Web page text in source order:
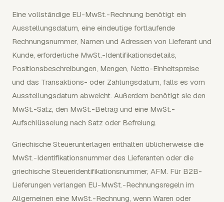
Eine vollständige EU-MwSt.-Rechnung benötigt ein
Ausstellungsdatum, eine eindeutige fortlaufende
Rechnungsnummer, Namen und Adressen von Lieferant und
Kunde, erforderliche MwSt.-Identifikationsdetails,
Positionsbeschreibungen, Mengen, Netto-Einheitspreise
und das Transaktions- oder Zahlungsdatum, falls es vom
Ausstellungsdatum abweicht. Außerdem benötigt sie den
MwSt.-Satz, den MwSt.-Betrag und eine MwSt.-
Aufschlüsselung nach Satz oder Befreiung.
Griechische Steuerunterlagen enthalten üblicherweise die
MwSt.-Identifikationsnummer des Lieferanten oder die
griechische Steueridentifikationsnummer, AFM. Für B2B-
Lieferungen verlangen EU-MwSt.-Rechnungsregeln im
Allgemeinen eine MwSt.-Rechnung, wenn Waren oder